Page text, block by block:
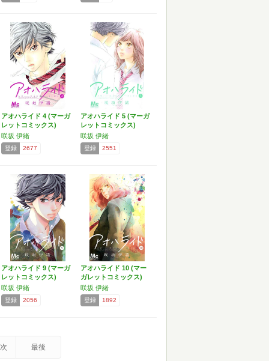
アオハライド 4 (マーガ
レットコミックス)
咲坂 伊緒
登録 2677
アオハライド 5 (マーガ
レットコミックス)
咲坂 伊緒
登録 2551
アオハライド 9 (マーガ
レットコミックス)
咲坂 伊緒
登録 2056
アオハライド 10 (マー
ガレットコミックス)
咲坂 伊緒
登録 1892
次 最後